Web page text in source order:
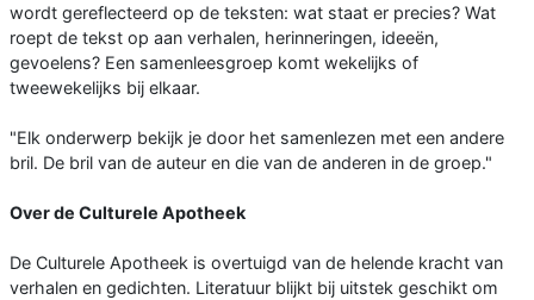
wordt gereflecteerd op de teksten: wat staat er precies? Wat
roept de tekst op aan verhalen, herinneringen, ideeën,
gevoelens? Een samenleesgroep komt wekelijks of
tweewekelijks bij elkaar.
"Elk onderwerp bekijk je door het samenlezen met een andere
bril. De bril van de auteur en die van de anderen in de groep."
Over de Culturele Apotheek
De Culturele Apotheek is overtuigd van de helende kracht van
verhalen en gedichten. Literatuur blijkt bij uitstek geschikt om